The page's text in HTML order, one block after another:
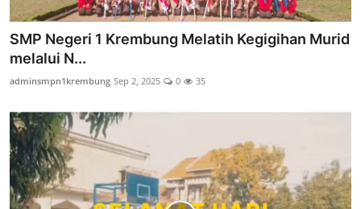
SMP Negeri 1 Krembung Melatih Kegigihan Murid
melalui N...
adminsmpn1krembung Sep 2, 2025 0 35